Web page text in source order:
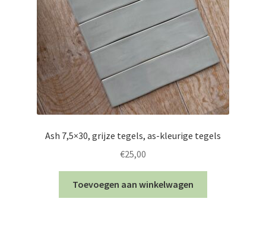
Ash 7,5×30, grijze tegels, as-kleurige tegels
€25,00
Toevoegen aan winkelwagen